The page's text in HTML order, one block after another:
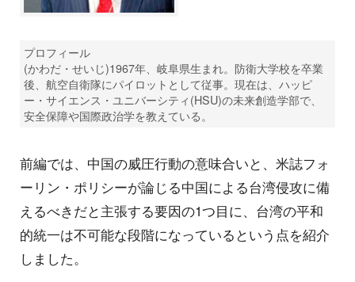
プロフィール
(かわだ・せいじ)1967年、岐阜県生まれ。防衛大学校を卒業
後、航空自衛隊にパイロットとして従事。現在は、ハッピ
ー・サイエンス・ユニバーシティ(HSU)の未来創造学部で、
安全保障や国際政治学を教えている。
前編では、中国の威圧行動の意味合いと、米誌フォ
ーリン・ポリシーが論じる中国による台湾侵攻に備
えるべきだと主張する要因の1つ目に、台湾の平和
的統一は不可能な段階になっているという点を紹介
しました。